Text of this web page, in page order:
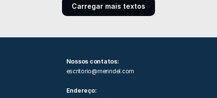
Carregar mais textos
Nossos contatos:
escritorio@menndel.com
Endereço: